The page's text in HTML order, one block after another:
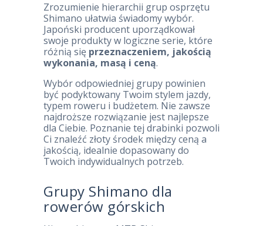
Zrozumienie hierarchii grup osprzętu
Shimano ułatwia świadomy wybór.
Japoński producent uporządkował
swoje produkty w logiczne serie, które
różnią się przeznaczeniem, jakością
wykonania, masą i ceną.
Wybór odpowiedniej grupy powinien
być podyktowany Twoim stylem jazdy,
typem roweru i budżetem. Nie zawsze
najdroższe rozwiązanie jest najlepsze
dla Ciebie. Poznanie tej drabinki pozwoli
Ci znaleźć złoty środek między ceną a
jakością, idealnie dopasowany do
Twoich indywidualnych potrzeb.
Grupy Shimano dla
rowerów górskich